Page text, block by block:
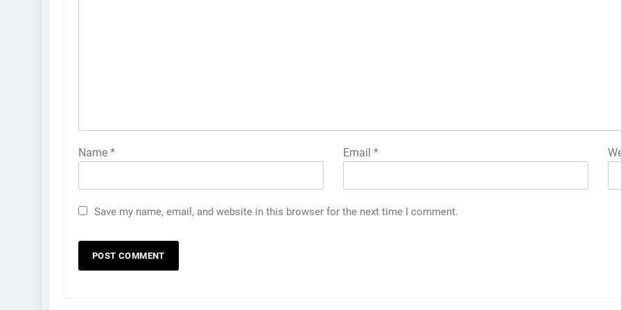
Name * Email*
Save my name, email, and website in this browser for the next time I comment.